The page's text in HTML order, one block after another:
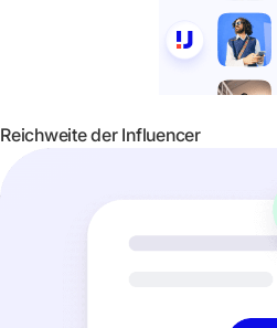
Reichweite der Influencer